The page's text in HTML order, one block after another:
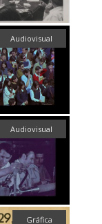
Audiovisual
Audiovisual
Gráfica